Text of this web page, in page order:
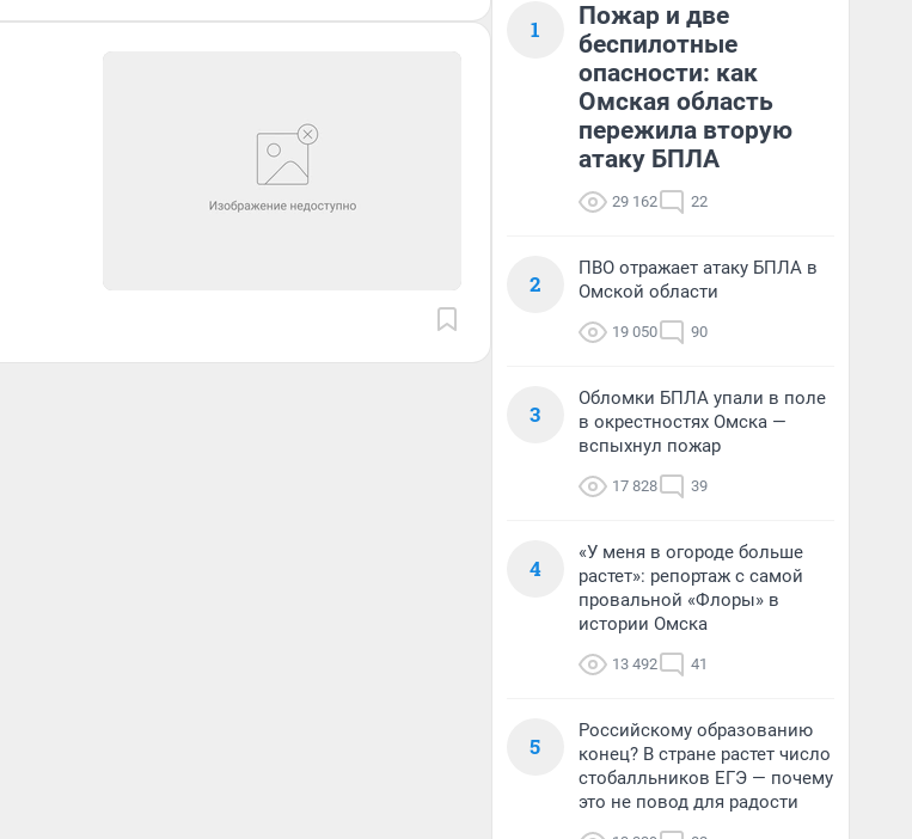
1
Пожар и две
беспилотные
опасности: как
Омская область
пережила вторую
атаку БПЛА
29 162 22
2
ПВО отражает атаку БПЛА в
Омской области
19 050 90
3
Обломки БПЛА упали в поле
в окрестностях Омска —
вспыхнул пожар
17 828 39
4
«У меня в огороде больше
растет»: репортаж с самой
провальной «Флоры» в
истории Омска
13 492 41
5
Российскому образованию
конец? В стране растет число
стобалльников ЕГЭ — почему
это не повод для радости